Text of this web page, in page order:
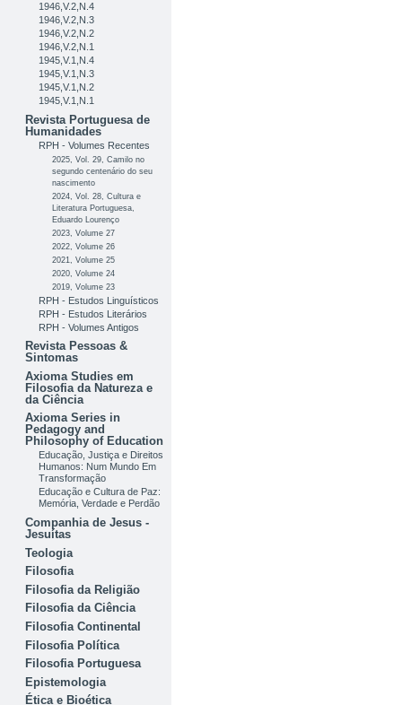
1946,V.2,N.4
1946,V.2,N.3
1946,V.2,N.2
1946,V.2,N.1
1945,V.1,N.4
1945,V.1,N.3
1945,V.1,N.2
1945,V.1,N.1
Revista Portuguesa de
Humanidades
RPH - Volumes Recentes
2025, Vol. 29, Camilo no
segundo centenário do seu
nascimento
2024, Vol. 28, Cultura e
Literatura Portuguesa,
Eduardo Lourenço
2023, Volume 27
2022, Volume 26
2021, Volume 25
2020, Volume 24
2019, Volume 23
RPH - Estudos Linguísticos
RPH - Estudos Literários
RPH - Volumes Antigos
Revista Pessoas &
Sintomas
Axioma Studies em
Filosofia da Natureza e
da Ciência
Axioma Series in
Pedagogy and
Philosophy of Education
Educação, Justiça e Direitos
Humanos: Num Mundo Em
Transformação
Educação e Cultura de Paz:
Memória, Verdade e Perdão
Companhia de Jesus -
Jesuítas
Teologia
Filosofia
Filosofia da Religião
Filosofia da Ciência
Filosofia Continental
Filosofia Política
Filosofia Portuguesa
Epistemologia
Ética e Bioética